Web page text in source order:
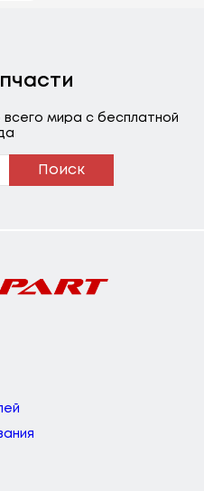
мира с бесплатной
Поиск